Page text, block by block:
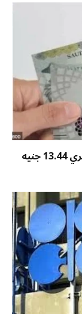
سعر الريال السعودي في البنك الأهلي المصري 13.44 جنيه